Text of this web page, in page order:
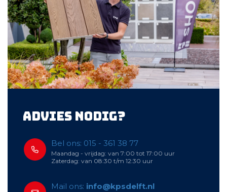
Advies nodig?
Bel ons: 015 - 361 38 77
Maandag - vrijdag: van 7:00 tot 17:00 uur
Zaterdag: van 08:30 t/m 12:30 uur
Mail ons: info@kpsdelft.nl